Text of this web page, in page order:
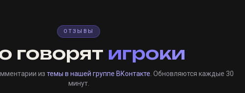
ОТЗЫВЫ
говорят игроки
из темы в нашей группе ВКонтакте . Обновляются каждые 30
минут.